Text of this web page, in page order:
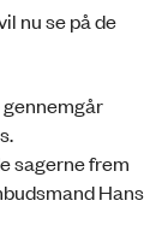
nu se på de
sagerne frem
Hans